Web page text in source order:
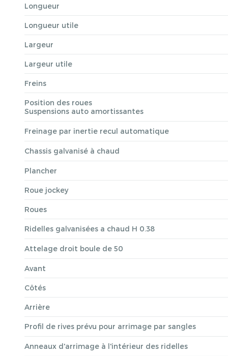
Longueur
Longueur utile
Largeur
Largeur utile
Freins
Position des roues
Suspensions auto amortissantes
Freinage par inertie recul automatique
Chassis galvanisé à chaud
Plancher
Roue jockey
Roues
Ridelles galvanisées a chaud H 0.38
Attelage droit boule de 50
Avant
Côtés
Arrière
Profil de rives prévu pour arrimage par sangles
Anneaux d'arrimage à l'intérieur des ridelles